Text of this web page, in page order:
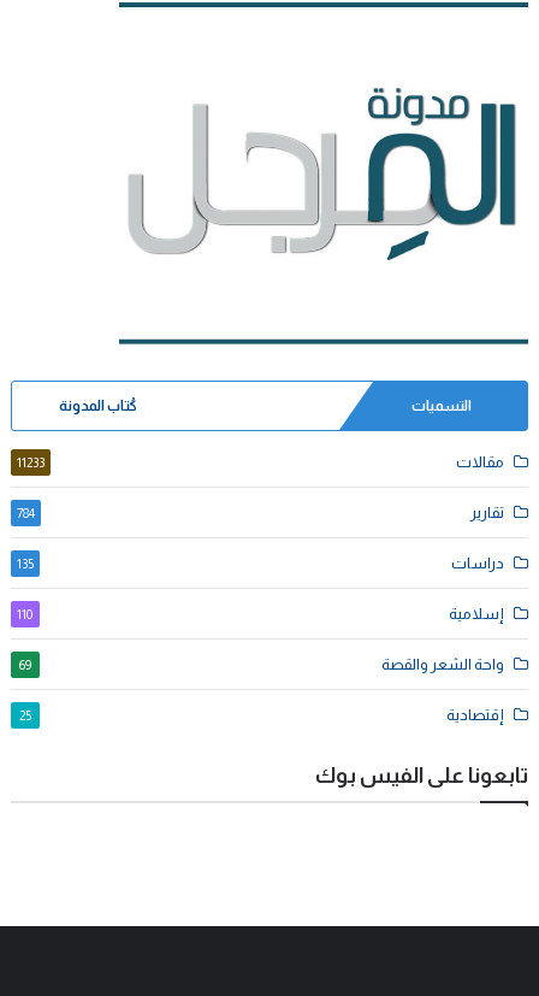
التسميات كُتاب المدونة
مقالات 11233
تقارير 784
دراسات 135
إسلامية 110
واحة الشعر والقصة 69
إقتصادية 25
تابعونا على الفيس بوك